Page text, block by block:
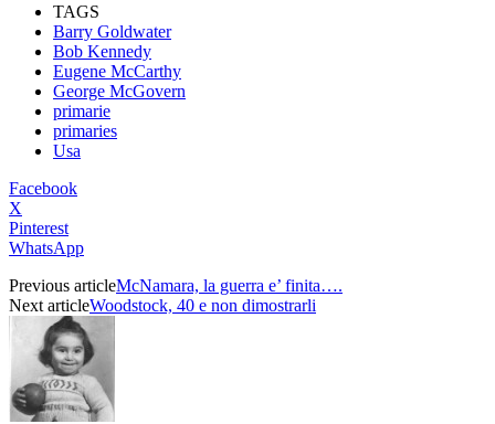
TAGS
Barry Goldwater
Bob Kennedy
Eugene McCarthy
George McGovern
primarie
primaries
Usa
Facebook
X
Pinterest
WhatsApp
Previous articleMcNamara, la guerra e’ finita….
Next articleWoodstock, 40 e non dimostrarli